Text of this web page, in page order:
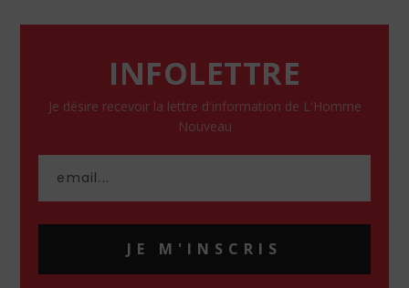
INFOLETTRE
Je désire recevoir la lettre d'information de L'Homme
Nouveau
JE M'INSCRIS